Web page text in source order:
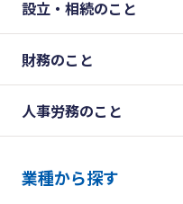
設立・相続のこと
財務のこと
人事労務のこと
業種から探す